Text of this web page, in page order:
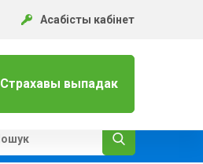
Асабісты кабінет
Страхавы выпадак